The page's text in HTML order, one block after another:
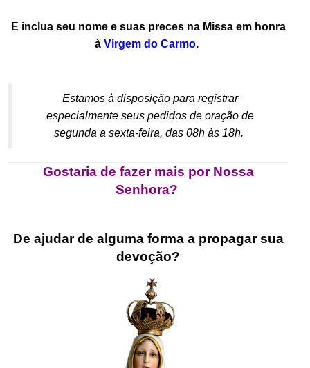
E inclua seu nome e suas preces na Missa em honra
à Virgem do Carmo.
Estamos à disposição para registrar
especialmente seus pedidos de oração de
segunda a sexta-feira, das 08h às 18h.
Gostaria de fazer mais por Nossa
Senhora?
De ajudar de alguma forma a propagar sua
devoção?